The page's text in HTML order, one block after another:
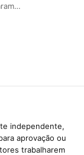
independente,
aprovação ou
trabalharem